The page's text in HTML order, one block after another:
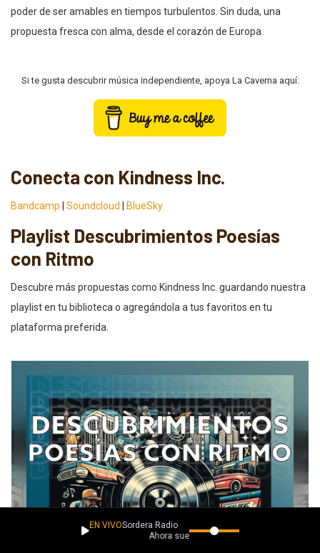
poder de ser amables en tiempos turbulentos. Sin duda, una
propuesta fresca con alma, desde el corazón de Europa.
Si te gusta descubrir música independiente, apoya La Caverna aquí:
Conecta con Kindness Inc.
Bandcamp Soundcloud BlueSky
Playlist Descubrimientos Poesías
con Ritmo
Descubre más propuestas como Kindness Inc. guardando nuestra
playlist en tu biblioteca o agregándola a tus favoritos en tu
plataforma preferida.
EN VIVOSordera Radio
Ahora suena